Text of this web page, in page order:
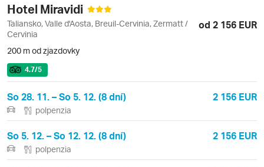
Hotel Miravidi
Taliansko, Valle d'Aosta, Breuil-Cervinia, Zermatt /
Cervinia
od 2 156 EUR
200 m od zjazdovky
4.7/5
So 28. 11. – So 5. 12. (8 dní) 2 156 EUR
polpenzia
So 5. 12. – So 12. 12. (8 dní) 2 156 EUR
polpenzia